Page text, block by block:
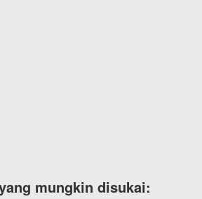
mungkin disukai: